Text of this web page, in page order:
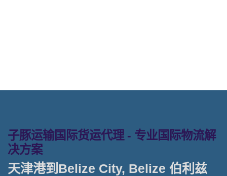
子豚运输国际货运代理 - 专业国际物流解
决方案
天津港到Belize City, Belize 伯利兹